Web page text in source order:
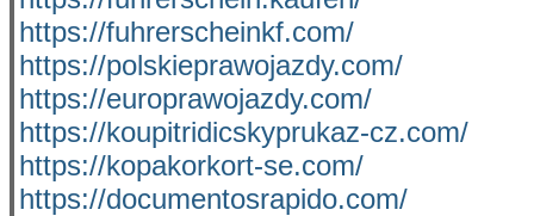
https://fuhrerscheinkf.com/
https://polskieprawojazdy.com/
https://europrawojazdy.com/
https://koupitridicskyprukaz-cz.com/
https://kopakorkort-se.com/
https://documentosrapido.com/